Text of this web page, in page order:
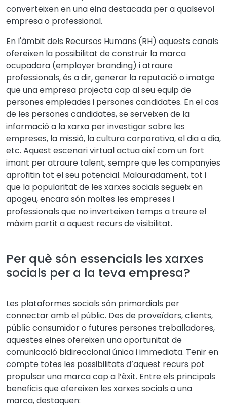
converteixen en una eina destacada per a qualsevol
empresa o professional.
En l'àmbit dels Recursos Humans (RH) aquests canals
ofereixen la possibilitat de construir la marca
ocupadora (employer branding) i atraure
professionals, és a dir, generar la reputació o imatge
que una empresa projecta cap al seu equip de
persones empleades i persones candidates. En el cas
de les persones candidates, se serveixen de la
informació a la xarxa per investigar sobre les
empreses, la missió, la cultura corporativa, el dia a dia,
etc. Aquest escenari virtual actua així com un fort
imant per atraure talent, sempre que les companyies
aprofitin tot el seu potencial. Malauradament, tot i
que la popularitat de les xarxes socials segueix en
apogeu, encara són moltes les empreses i
professionals que no inverteixen temps a treure el
màxim partit a aquest recurs de visibilitat.
Per què són essencials les xarxes
socials per a la teva empresa?
Les plataformes socials són primordials per
connectar amb el públic. Des de proveïdors, clients,
públic consumidor o futures persones treballadores,
aquestes eines ofereixen una oportunitat de
comunicació bidireccional única i immediata. Tenir en
compte totes les possibilitats d’aquest recurs pot
propulsar una marca cap a l’èxit. Entre els principals
beneficis que ofereixen les xarxes socials a una
marca, destaquen: